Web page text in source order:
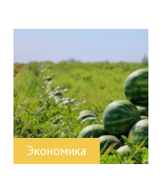
Экономика